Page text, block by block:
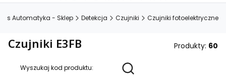
Automatyka - Sklep Detekcja Czujniki Czujniki fotoelektryczne
Czujniki E3FB Produkty: 60
Wyszukaj kod produktu: